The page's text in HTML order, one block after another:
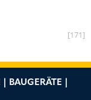
[171]
BAUGERÄTE |